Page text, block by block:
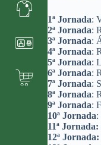
1ª Jornada:
2ª Jornada:
3ª Jornada:
4ª Jornada:
5ª Jornada:
6ª Jornada:
7ª Jornada:
8ª Jornada:
9ª Jornada:
10ª Jornada:
11ª Jornada:
12ª Jornada: